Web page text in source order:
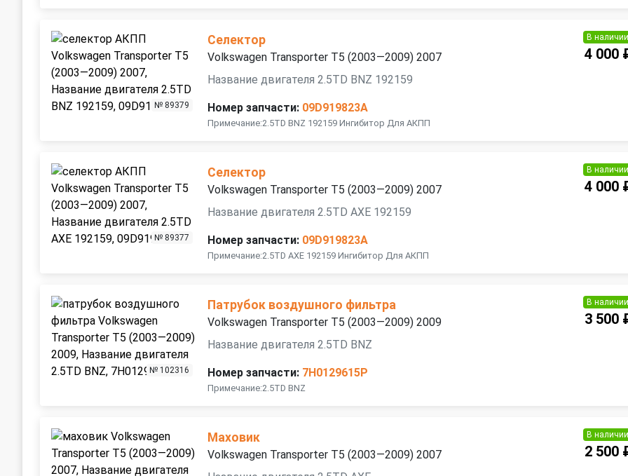
№ 89379
Селектор
Volkswagen Transporter T5 (2003—2009) 2007
Название двигателя 2.5TD BNZ 192159
Номер запчасти: 09D919823A
Примечание:2.5TD BNZ 192159 Ингибитор Для АКПП
В наличии
4 000
№ 89377
Селектор
Volkswagen Transporter T5 (2003—2009) 2007
Название двигателя 2.5TD AXE 192159
Номер запчасти: 09D919823A
Примечание:2.5TD AXE 192159 Ингибитор Для АКПП
В наличии
4 000
№ 102316
Патрубок воздушного фильтра
Volkswagen Transporter T5 (2003—2009) 2009
Название двигателя 2.5TD BNZ
Номер запчасти: 7H0129615P
Примечание:2.5TD BNZ
В наличии
3 500
Маховик
Volkswagen Transporter T5 (2003—2009) 2007
В наличии
2 500